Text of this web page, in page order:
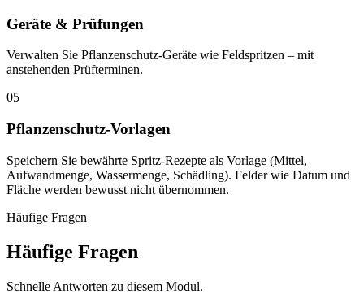
Geräte & Prüfungen
Verwalten Sie Pflanzenschutz-Geräte wie Feldspritzen – mit
anstehenden Prüfterminen.
05
Pflanzenschutz-Vorlagen
Speichern Sie bewährte Spritz-Rezepte als Vorlage (Mittel,
Aufwandmenge, Wassermenge, Schädling). Felder wie Datum und
Fläche werden bewusst nicht übernommen.
Häufige Fragen
Häufige Fragen
Schnelle Antworten zu diesem Modul.